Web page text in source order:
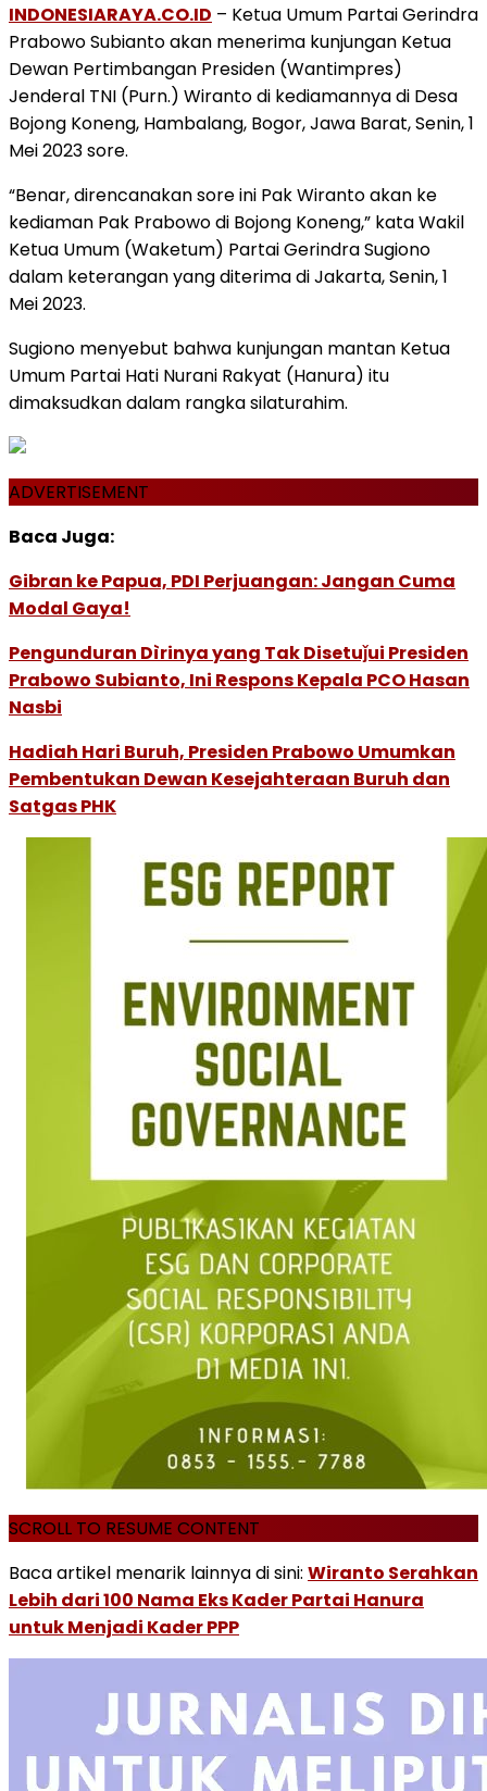
INDONESIARAYA.CO.ID – Ketua Umum Partai Gerindra
Prabowo Subianto akan menerima kunjungan Ketua
Dewan Pertimbangan Presiden (Wantimpres)
Jenderal TNI (Purn.) Wiranto di kediamannya di Desa
Bojong Koneng, Hambalang, Bogor, Jawa Barat, Senin, 1
Mei 2023 sore.
“Benar, direncanakan sore ini Pak Wiranto akan ke
kediaman Pak Prabowo di Bojong Koneng,” kata Wakil
Ketua Umum (Waketum) Partai Gerindra Sugiono
dalam keterangan yang diterima di Jakarta, Senin, 1
Mei 2023.
Sugiono menyebut bahwa kunjungan mantan Ketua
Umum Partai Hati Nurani Rakyat (Hanura) itu
dimaksudkan dalam rangka silaturahim.
ADVERTISEMENT
Baca Juga:
Gibran ke Papua, PDI Perjuangan: Jangan Cuma
Modal Gaya!
Pengunduran Dìrinya yang Tak Disetuǰui Presiden
Prabowo Subianto, Ini Respons Kepala PCO Hasan
Nasbi
Hadiah Hari Buruh, Presiden Prabowo Umumkan
Pembentukan Dewan Kesejahteraan Buruh dan
Satgas PHK
SCROLL TO RESUME CONTENT
Baca artikel menarik lainnya di sini: Wiranto Serahkan
Lebih dari 100 Nama Eks Kader Partai Hanura
untuk Menjadi Kader PPP